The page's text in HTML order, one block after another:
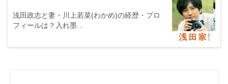
浅田政志と妻・川上若菜(わかめ)の経歴・プロ
フィールは？入れ墨…